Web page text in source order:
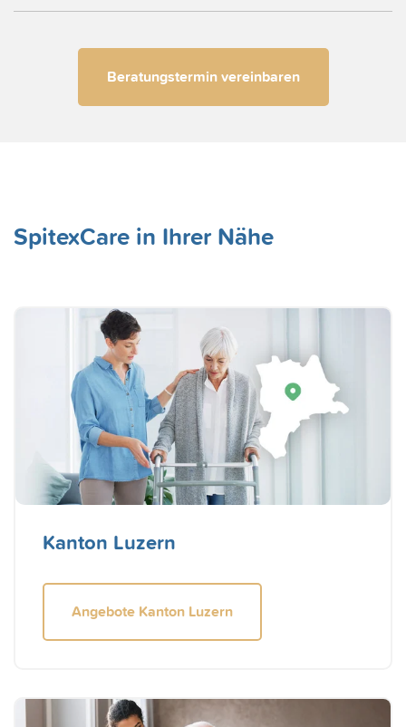
Beratungstermin vereinbaren
SpitexCare in Ihrer Nähe
Kanton Luzern
Angebote Kanton Luzern